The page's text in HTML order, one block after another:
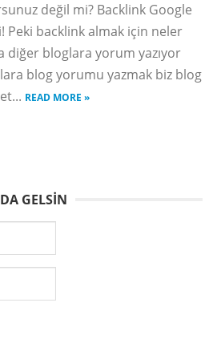
değil mi? Backlink Google
Peki backlink almak için neler
diğer bloglara yorum yazıyor
blog yorumu yazmak biz blog
READ MORE »
GELSIN